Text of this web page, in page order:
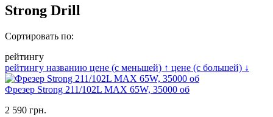
Strong Drill
Сортировать по:
рейтингу
рейтингу названию цене (с меньшей) ↑ цене (с большей) ↓
Фрезер Strong 211/102L MAX 65W, 35000 об
2 590 грн.